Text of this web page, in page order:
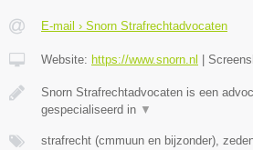
E-mail › Snorn Strafrechtadvocaten
Website: https://www.snorn.nl
Snorn Strafrechtadvocaten is een
gespecialiseerd in ▼
strafrecht (cmmuun en bijzonder),